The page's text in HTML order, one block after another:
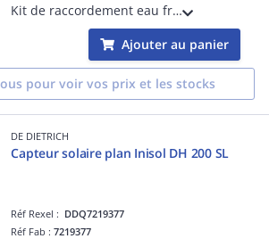
Kit de raccordement eau froide. comprend tubulure et groupe de sécurité ECS 7 bars.
Ajouter au panier
pour voir vos prix et les stocks
DE DIETRICH
Capteur solaire plan Inisol DH 200 SL
Réf Rexel : DDQ7219377
Réf Fab :7219377